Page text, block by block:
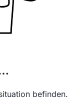
befinden.